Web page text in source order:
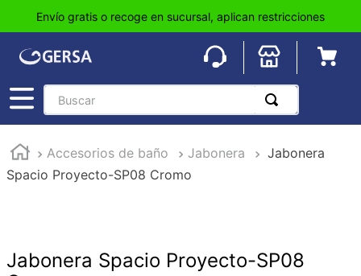
Envío gratis o recoge en sucursal, aplican restricciones
Buscar
Accesorios de baño Jabonera
Jabonera
Spacio Proyecto-SP08 Cromo
Jabonera Spacio Proyecto-SP08
1.
pisos
2.
loseta
5.
lavabo